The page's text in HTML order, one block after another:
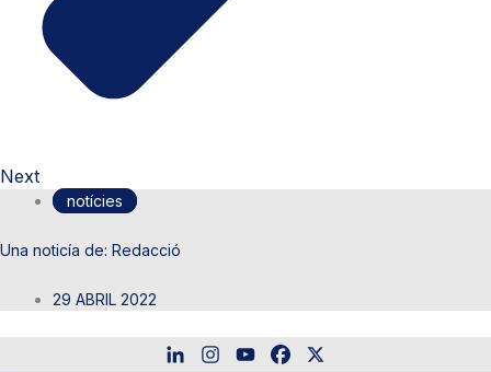
Next
notícies
Redacció
29 ABRIL 2022